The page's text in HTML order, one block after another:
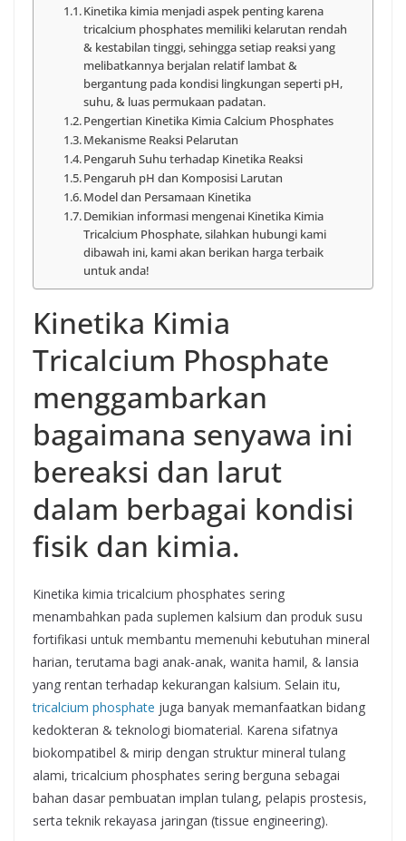
Kinetika kimia menjadi aspek penting karena
tricalcium phosphates memiliki kelarutan rendah
& kestabilan tinggi, sehingga setiap reaksi yang
melibatkannya berjalan relatif lambat &
bergantung pada kondisi lingkungan seperti pH,
suhu, & luas permukaan padatan.
Pengertian Kinetika Kimia Calcium Phosphates
Mekanisme Reaksi Pelarutan
Pengaruh Suhu terhadap Kinetika Reaksi
Pengaruh pH dan Komposisi Larutan
Model dan Persamaan Kinetika
Demikian informasi mengenai Kinetika Kimia
Tricalcium Phosphate, silahkan hubungi kami
dibawah ini, kami akan berikan harga terbaik
untuk anda!
Kinetika Kimia
Tricalcium Phosphate
menggambarkan
bagaimana senyawa ini
bereaksi dan larut
dalam berbagai kondisi
fisik dan kimia.
Kinetika kimia tricalcium phosphates sering
menambahkan pada suplemen kalsium dan produk susu
fortifikasi untuk membantu memenuhi kebutuhan mineral
harian, terutama bagi anak-anak, wanita hamil, & lansia
yang rentan terhadap kekurangan kalsium. Selain itu,
tricalcium phosphate juga banyak memanfaatkan bidang
kedokteran & teknologi biomaterial. Karena sifatnya
biokompatibel & mirip dengan struktur mineral tulang
alami, tricalcium phosphates sering berguna sebagai
bahan dasar pembuatan implan tulang, pelapis prostesis,
serta teknik rekayasa jaringan (tissue engineering).